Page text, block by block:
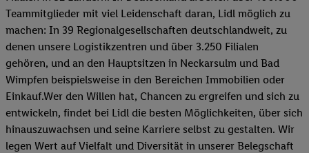
Teammitglieder mit viel Leidenschaft daran, Lidl möglich zu
machen: In 39 Regionalgesellschaften deutschlandweit, zu
denen unsere Logistikzentren und über 3.250 Filialen
gehören, und an den Hauptsitzen in Neckarsulm und Bad
Wimpfen beispielsweise in den Bereichen Immobilien oder
Einkauf.Wer den Willen hat, Chancen zu ergreifen und sich zu
entwickeln, findet bei Lidl die besten Möglichkeiten, über sich
hinauszuwachsen und seine Karriere selbst zu gestalten. Wir
legen Wert auf Vielfalt und Diversität in unserer Belegschaft